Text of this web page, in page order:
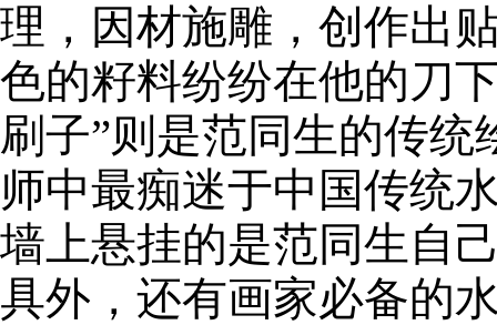
理，因材施雕，创作出
色的籽料纷纷在他的刀
刷子”则是范同生的传
师中最痴迷于中国传统
墙上悬挂的是范同生自
具外，还有画家必备的